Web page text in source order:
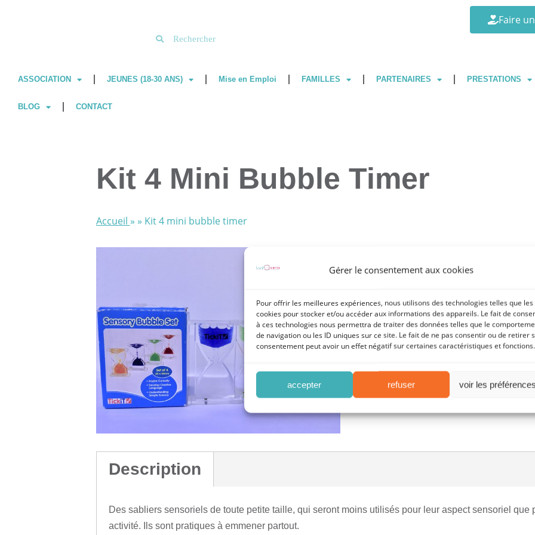
Gérer le consentement aux cookies
Pour offrir les meilleures expériences, nous utilisons des technologies telles que les
cookies pour stocker et/ou accéder aux informations des appareils. Le fait de
à ces technologies nous permettra de traiter des données telles que le
de navigation ou les ID uniques sur ce site. Le fait de ne pas consentir ou de retirer
consentement peut avoir un effet négatif sur certaines caractéristiques et fonctions.
accepter refuser voir les préférences
Faire
ASSOCIATION JEUNES (18-30 ANS) Mise en Emploi FAMILLES PARTENAIRES PRESTATIONS
BLOG CONTACT
Kit 4 Mini Bubble Timer
Accueil » » Kit 4 mini bubble timer
Kit 4 mini bubble
Description
Des sabliers sensoriels de toute petite taille, qui seront moins utilisés pour leur aspect sensoriel que
activité. Ils sont pratiques à emmener partout.